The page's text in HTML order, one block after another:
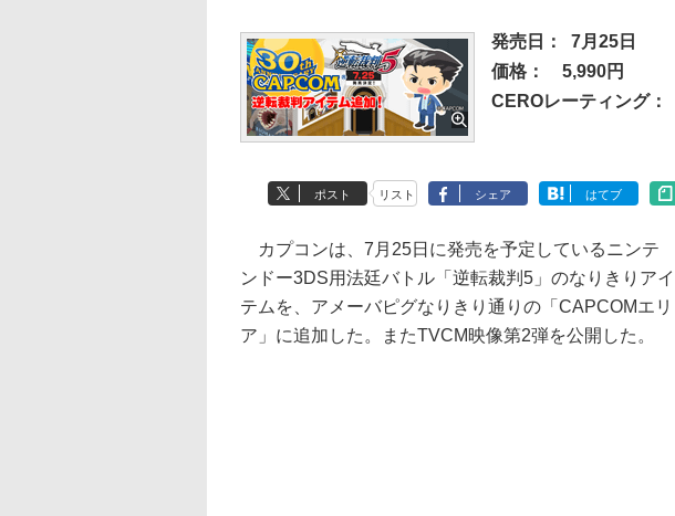
発売日：
7月25日
価格：
5,990円
CEROレーティング：
ポスト リスト シェア はてブ
カプコンは、7月25日に発売を予定しているニンテ
ンドー3DS用法廷バトル「逆転裁判5」のなりきりアイ
テムを、アメーバピグなりきり通りの「CAPCOMエリ
ア」に追加した。またTVCM映像第2弾を公開した。